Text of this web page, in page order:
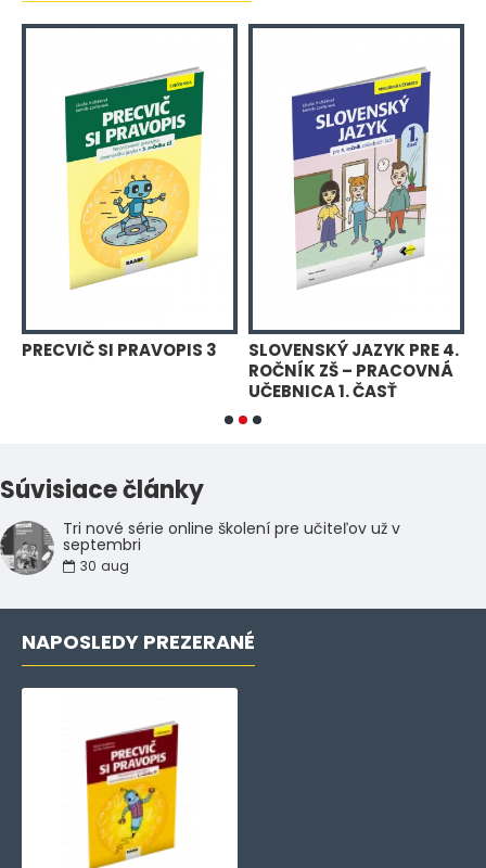
PRECVIČ SI PRAVOPIS 3
SLOVENSKÝ JAZYK PRE 4.
ROČNÍK ZŠ – PRACOVNÁ
UČEBNICA 1. ČASŤ
Súvisiace články
Tri nové série online školení pre učiteľov už v
septembri
30 aug
NAPOSLEDY PREZERANÉ